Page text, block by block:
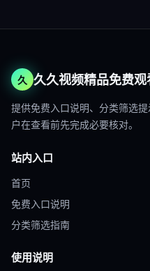
久 久久视频精品免费观
提供免费入口说明、分类筛选
户在查看前先完成必要核对。
站内入口
首页
免费入口说明
分类筛选指南
使用说明